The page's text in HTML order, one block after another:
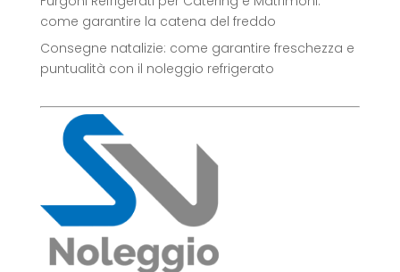
come garantire la catena del freddo
Consegne natalizie: come garantire freschezza e
puntualità con il noleggio refrigerato